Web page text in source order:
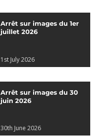
Arrêt sur images du 1er
juillet 2026
1st July 2026
Arrêt sur images du 30
juin 2026
30th June 2026